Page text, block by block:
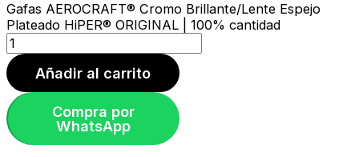
Gafas AEROCRAFT® Cromo Brillante/Lente Espejo
Plateado HiPER® ORIGINAL | 100% cantidad
Añadir al carrito
Compra por
WhatsApp